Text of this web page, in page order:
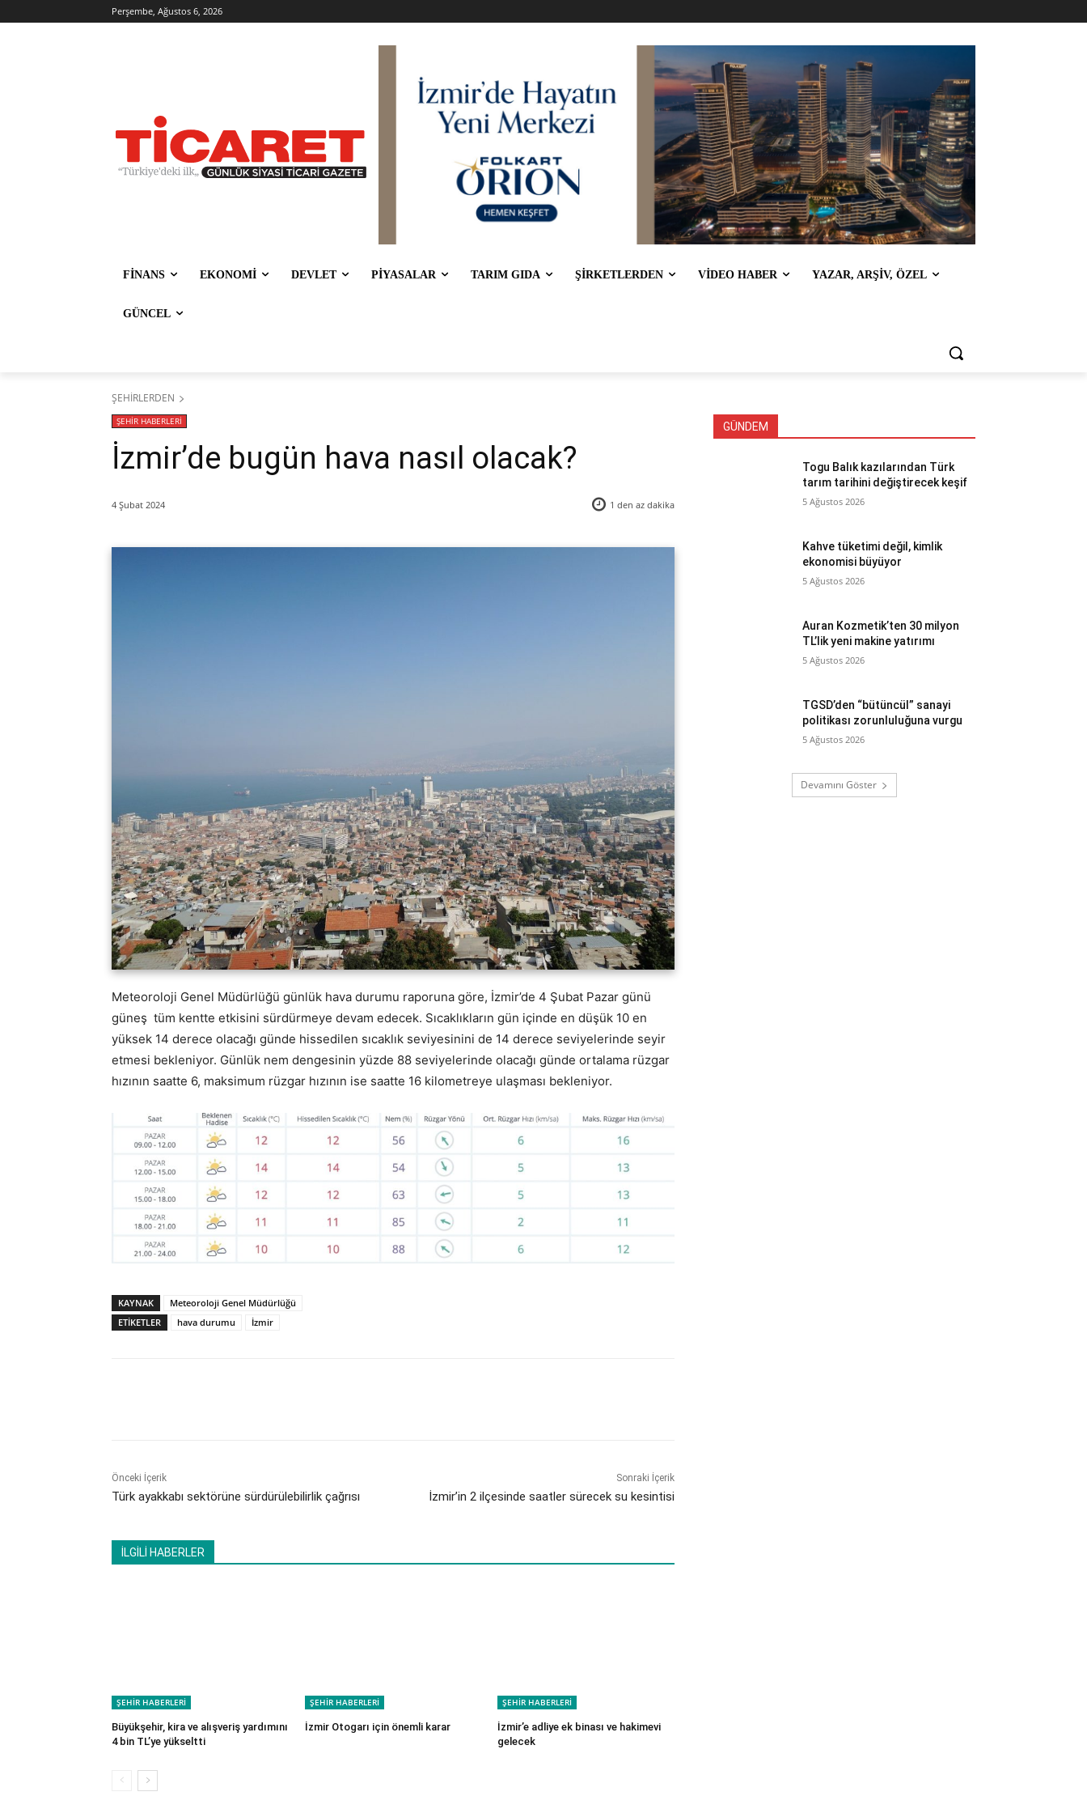
Perşembe, Ağustos 6, 2026
FİNANS EKONOMİ DEVLET PİYASALAR TARIM GIDA ŞİRKETLERDEN VİDEO HABER YAZAR, ARŞİV, ÖZEL
GÜNCEL
ŞEHİRLERDEN
ŞEHİR HABERLERİ
İzmir’de bugün hava nasıl olacak?
4 Şubat 2024 1 den az dakika
Meteoroloji Genel Müdürlüğü günlük hava durumu raporuna göre, İzmir’de 4 Şubat Pazar günü
güneş tüm kentte etkisini sürdürmeye devam edecek. Sıcaklıkların gün içinde en düşük 10 en
yüksek 14 derece olacağı günde hissedilen sıcaklık seviyesinini de 14 derece seviyelerinde seyir
etmesi bekleniyor. Günlük nem dengesinin yüzde 88 seviyelerinde olacağı günde ortalama rüzgar
hızının saatte 6, maksimum rüzgar hızının ise saatte 16 kilometreye ulaşması bekleniyor.
KAYNAK
Meteoroloji Genel Müdürlüğü
ETİKETLER
hava durumu İzmir
Önceki İçerik
Türk ayakkabı sektörüne sürdürülebilirlik çağrısı
Sonraki İçerik
İzmir’in 2 ilçesinde saatler sürecek su kesintisi
İLGİLİ HABERLER
ŞEHİR HABERLERİ
Büyükşehir, kira ve alışveriş yardımını
4 bin TL’ye yükseltti
ŞEHİR HABERLERİ
İzmir Otogarı için önemli karar
ŞEHİR HABERLERİ
İzmir’e adliye ek binası ve hakimevi
gelecek
GÜNDEM
Togu Balık kazılarından Türk
tarım tarihini değiştirecek keşif
5 Ağustos 2026
Kahve tüketimi değil, kimlik
ekonomisi büyüyor
5 Ağustos 2026
Auran Kozmetik’ten 30 milyon
TL’lik yeni makine yatırımı
5 Ağustos 2026
TGSD’den “bütüncül” sanayi
politikası zorunluluğuna vurgu
5 Ağustos 2026
Devamını Göster